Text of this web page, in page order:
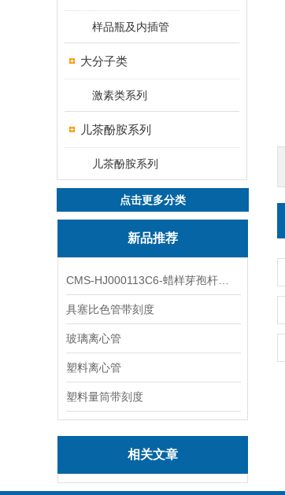
样品瓶及内插管
大分子类
激素类系列
儿茶酚胺系列
儿茶酚胺系列
点击更多分类
新品推荐
具塞比色管带刻度
玻璃离心管
塑料离心管
塑料量筒带刻度
相关文章